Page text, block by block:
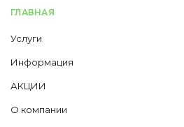
ГЛАВНАЯ
Услуги
Информация
АКЦИИ
О компании